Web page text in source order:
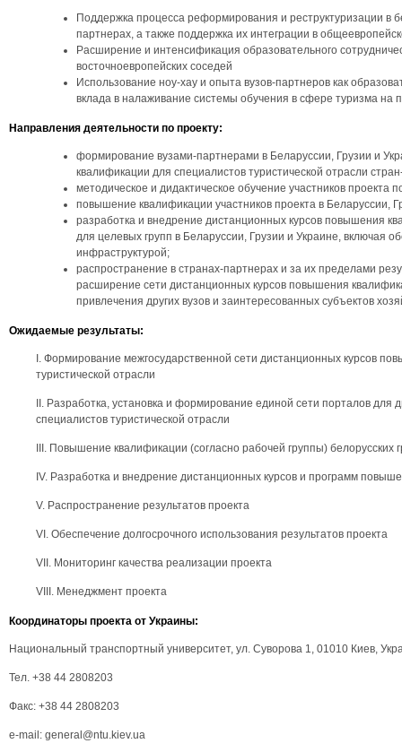
Поддержка процесса реформирования и реструктуризации в
партнерах, а также поддержка их интеграции в
Расширение и интенсификация образовательного
восточноевропейских соседей
Использование ноу-хау и опыта вузов-партнеров как
вклада в налаживание системы обучения в сфере туризма на
Направления деятельности по проекту:
формирование вузами-партнерами в Беларуссии, Грузии и
квалификации для специалистов туристической отрасли
методическое и дидактическое обучение участников проекта
повышение квалификации участников проекта в Беларуссии,
разработка и внедрение дистанционных курсов повышения
для целевых групп в Беларуссии, Грузии и Украине, включая
инфраструктурой;
распространение в странах-партнерах и за их пределами
расширение сети дистанционных курсов повышения
привлечения других вузов и заинтересованных субъектов
Ожидаемые результаты:
I. Формирование межгосударственной сети дистанционных курсов
туристической отрасли
II. Разработка, установка и формирование единой сети порталов
специалистов туристической отрасли
III. Повышение квалификации (согласно рабочей группы) белорусских
IV. Разработка и внедрение дистанционных курсов и программ
V. Распространение результатов проекта
VI. Обеспечение долгосрочного использования результатов проекта
VII. Мониторинг качества реализации проекта
VIII. Менеджмент проекта
Координаторы проекта от Украины:
Национальный транспортный университет, ул. Суворова 1, 01010 Киев,
Тел. +38 44 2808203
Факс: +38 44 2808203
e-mail: general@ntu.kiev.ua